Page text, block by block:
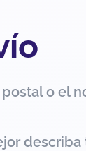
o el
describa